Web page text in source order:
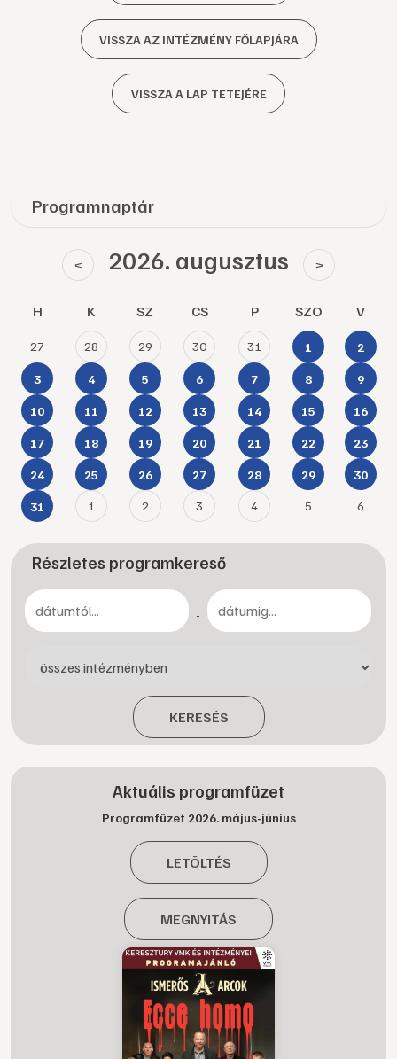
VISSZA AZ INTÉZMÉNY FŐLAPJÁRA
VISSZA A LAP TETEJÉRE
Programnaptár
< 2026. augusztus >
H K SZ CS P SZO V
27 28 29 30 31 1 2
3 4 5 6 7 8 9
10 11 12 13 14 15 16
17 18 19 20 21 22 23
24 25 26 27 28 29 30
31 1 2 3 4 5 6
Részletes programkereső
-
KERESÉS
Aktuális programfüzet
Programfüzet 2026. május-június
LETÖLTÉS
MEGNYITÁS